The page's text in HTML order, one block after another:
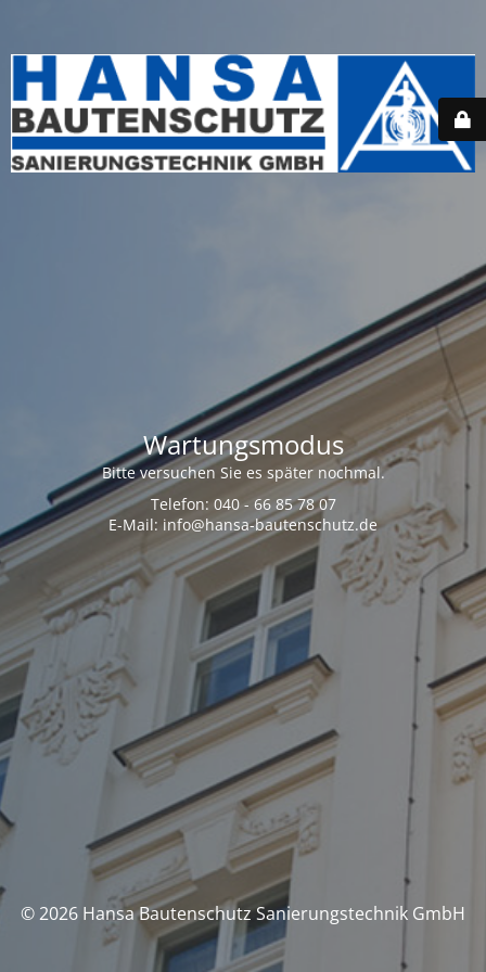
Wartungsmodus
Bitte versuchen Sie es später nochmal.
Telefon: 040 - 66 85 78 07
E-Mail: info@hansa-bautenschutz.de
© 2026 Hansa Bautenschutz Sanierungstechnik GmbH